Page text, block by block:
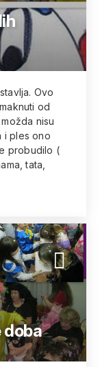
Ovo
od
nisu
i ples ono
probudilo (
tata,
doba